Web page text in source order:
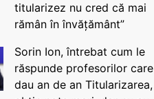
titularizez nu cred că mai
rămân în învățământ”
Sorin Ion, întrebat cum le
răspunde profesorilor care
dau an de an Titularizarea,